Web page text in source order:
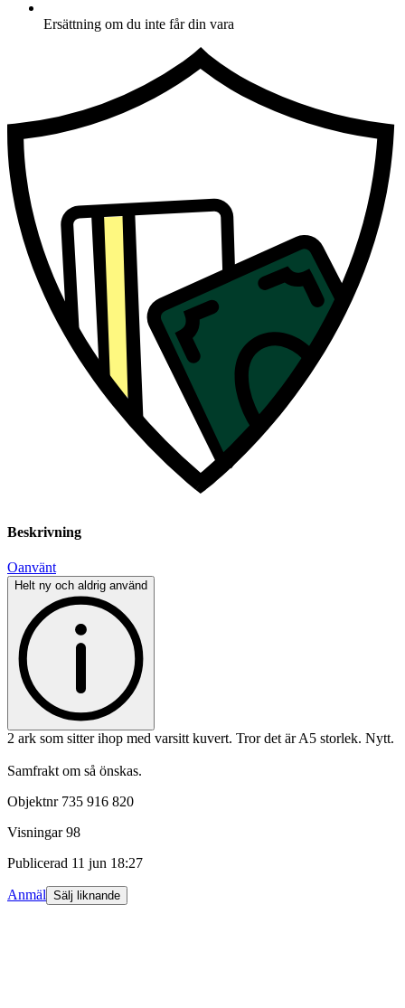
Ersättning om du inte får din vara
Beskrivning
Oanvänt
Helt ny och aldrig använd
2 ark som sitter ihop med varsitt kuvert. Tror det är A5 storlek. Nytt.
Samfrakt om så önskas.
Objektnr 735 916 820
Visningar 98
Publicerad 11 jun 18:27
Anmäl Sälj liknande